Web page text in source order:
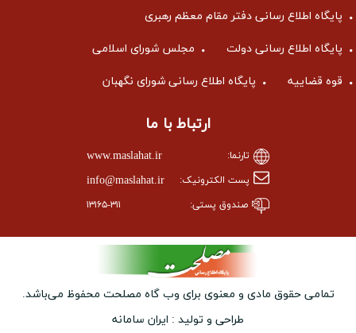
پایگاه اطلاع رسانی دفتر مقام معظم رهبری
پایگاه اطلاع رسانی دولت مجلس شورای اسلامی
قوه قضاییه پایگاه اطلاع رسانی شورای نگهبان
ارتباط با ما
تارنما: www.maslahat.ir
پست الکترونیک: info@maslahat.ir
صندوق پستی: ۱۳۱۶۵-۳۱۱
تمامی حقوق مادی و معنوی برای وب ‌گاه مصلحت محفوظ می‌باشد.
طراحی و تولید : ایران سامانه